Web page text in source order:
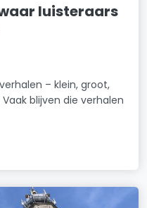
luisteraars
– klein, groot,
blijven die verhalen